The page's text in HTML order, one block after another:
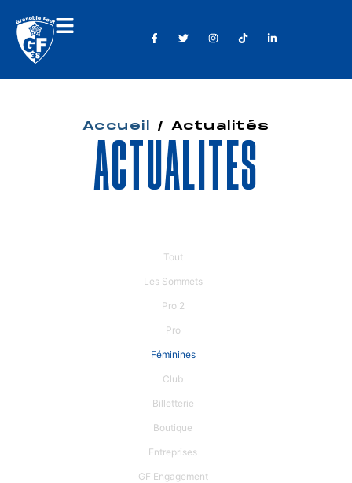
Accueil / Actualités
Actualités
Les Sommets
Pro 2
Pro
Féminines
Club
Billetterie
Boutique
Entreprises
GF Engagement
Tout